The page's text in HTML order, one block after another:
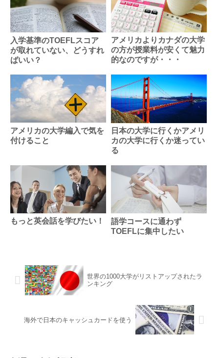
入学基準のTOEFLスコア
が取れていない、どうすれ
ばいい？
アメリカよりカナダの大学
の方が授業料が安くて魅力
的なのですが・・・
アメリカの大学編入で気を
付けること
日本の大学に行くかアメリ
カの大学に行くか迷ってい
る
もっと英会話を学びたい！
語学コースに通わず
TOEFLに集中したい
世界の1000大学がリストアップされたラ
ンキング
海外で日本のキャッシュカードを使う